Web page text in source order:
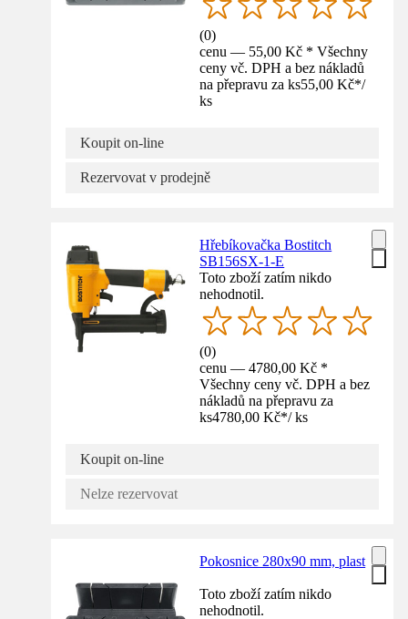
(0)
cenu — 55,00 Kč * Všechny
ceny vč. DPH a bez nákladů
na přepravu za ks55,00 Kč*/
ks
Koupit on-line
Rezervovat v prodejně
Hřebíkovačka Bostitch
SB156SX-1-E
Toto zboží zatím nikdo
nehodnotil.
(0)
cenu — 4780,00 Kč *
Všechny ceny vč. DPH a bez
nákladů na přepravu za
ks4780,00 Kč*/ ks
Koupit on-line
Nelze rezervovat
Pokosnice 280x90 mm, plast
Toto zboží zatím nikdo
nehodnotil.